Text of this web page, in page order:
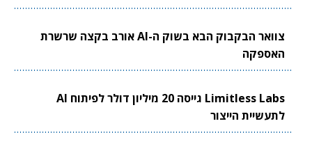
צוואר הבקבוק הבא בשוק ה-AI אורב בקצה שרשרת
האספקה
Limitless Labs גייסה 20 מיליון דולר לפיתוח AI
לתעשיית הייצור